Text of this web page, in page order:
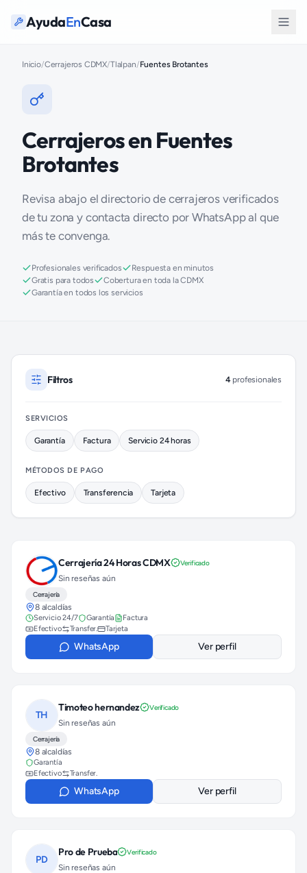
AyudaEnCasa
Inicio/Cerrajeros CDMX/Tlalpan/Fuentes Brotantes
Cerrajeros en Fuentes
Brotantes
Revisa abajo el directorio de cerrajeros verificados
de tu zona y contacta directo por WhatsApp al que
más te convenga.
Profesionales verificados
Respuesta en minutos
Gratis para todos
Cobertura en toda la CDMX
Garantía en todos los servicios
Cerrajeros disponibles en Tlalpan (colonia Fuentes Brotantes)
Filtros 4 profesionales
SERVICIOS
Garantía Factura Servicio 24 horas
MÉTODOS DE PAGO
Efectivo Transferencia Tarjeta
Cerrajería 24 Horas CDMX Verificado
Sin reseñas aún
Cerrajería
8 alcaldías
Servicio 24/7 Garantía
Factura
Efectivo
Transfer. Tarjeta
WhatsApp Ver perfil
TH
Timoteo hernandez Verificado
Sin reseñas aún
Cerrajería
8 alcaldías
Garantía
Efectivo
Transfer.
WhatsApp Ver perfil
PD
Pro de Prueba Verificado
Sin reseñas aún